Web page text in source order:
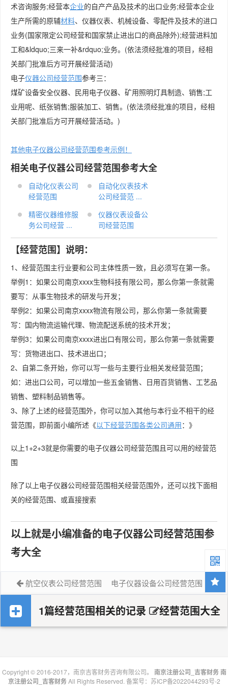
术咨询服务;经营本企业的自产产品及技术的出口业务;经营本企业
生产所需的原辅材料、仪器仪表、机械设备、零配件及技术的进口
业务(国家限定公司经营和国家禁止进出口的商品除外);经营进料加
工和&ldquo;三来一补&rdquo;业务。(依法须经批准的项目，经相
关部门批准后方可开展经营活动)
电子仪器公司经营范围参考三：
煤矿设备安全仪器、民用电子仪器、矿用照明灯具制造、销售;工
业用呢、纸张销售;服装加工、销售。(依法须经批准的项目，经相
关部门批准后方可开展经营活动。)
其他电子仪器公司经营范围参考示例！
相关电子仪器公司经营范围参考大全
自动化仪表公司
经营范围
自动化仪表技术
公司经营范 ...
精密仪器维修服
务公司经营 ...
仪器仪表设备公
司经营范围
【经营范围】说明：
1、经营范围主行业要和公司主体性质一致，且必须写在第一条。
举例1：如果公司南京xxxx生物科技有限公司，那么你第一条就需
要写：从事生物技术的研发与开发；
举例2：如果公司南京xxxx物流有限公司，那么你第一条就需要
写：国内物流运输代理、物流配送系统的技术开发；
举例3：如果公司南京xxxx进出口有限公司，那么你第一条就需要
写：货物进出口、技术进出口；
2、自第二条开始，你可以写一些与主要行业相关发经营范围；
如：进出口公司，可以增加一些五金销售、日用百货销售、工艺品
销售、塑料制品销售等。
3、除了上述的经营范围外，你可以加入其他与本行业不相干的经
营范围，即前面小编所述《以下经营范围各类公司通用：》
以上1+2+3就是你需要的电子仪器公司经营范围且可以用的经营范
围
除了以上电子仪器公司经营范围相关经营范围外，还可以找下面相
关的经营范围、或直接搜索
以上就是小编准备的电子仪器公司经营范围参
考大全
航空仪表公司经营范围 电子仪器设备公司经营范围
1篇经营范围相关的记录 经营范围大全
Copyright © 2016-2017，南京吉客财务咨询有限公司。 南京注册公司_吉客财务南
京注册公司_吉客财务All Rights Reserved. 备案号： 苏ICP备2022044293号-2